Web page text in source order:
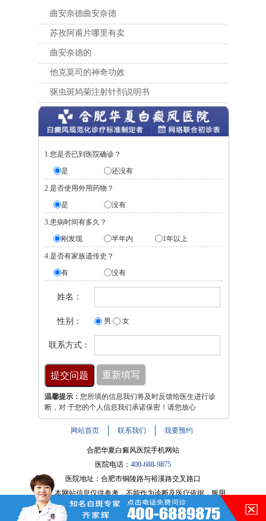
曲安奈德曲安奈德
苏孜阿甫片哪里有卖
曲安奈德的
他克莫司的神奇功效
驱虫斑鸠菊注射针剂说明书
1.您是否已到医院确诊？
是
还没有
2.是否使用外用药物？
是
没有
3.患病时间有多久？
刚发现
半年内 1年以上
4.是否有家族遗传史？
有
没有
姓名：
性别： 男 女
联系方式：
温馨提示： 您所填的信息我们将及时反馈给医生进行诊
断，对 于您的个人信息我们承诺保密！请您放心
网站首页 联系我们 我要预约
合肥华夏白癜风医院手机网站
医院电话： 400-688-9875
医院地址：合肥市铜陵路与裕溪路交叉路口
注：本网站信息仅供参考，不能作为诊断及医疗依据，服用
药物或进行治疗时请遵医嘱。如有转载或引用文章涉及版权
在的，请讲！